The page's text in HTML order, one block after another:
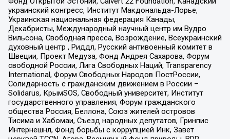
украинский конгресс, Институт Макдональда-Лорье,
Украинская национальная федерация Канады,
Декабристы, Международный научный центр им Вудро
Вильсона, Свободная пресса, Возрождение, Всеукраинский
духовный центр , Риддл, Русский антивоенный комитет в
Швеции, Проект Медуза, Фонд Андрея Сахарова, Форум
свободной России, Лига Свободных Наций, Transparеncy
International, Форум Свободных Народов ПостРоссии,
Солидарность с гражданским движением в России –
Solidarus, КрымSOS, Свободный университет, Институт
государственного управления, Форум гражданского
общества Россия, Беллона, Союз жителей островов
Тисима и Хабомаи, Съезд народных депутатов, Гринпис
Интернешнл, Фонд борьбы с коррупцией Инк, Завет